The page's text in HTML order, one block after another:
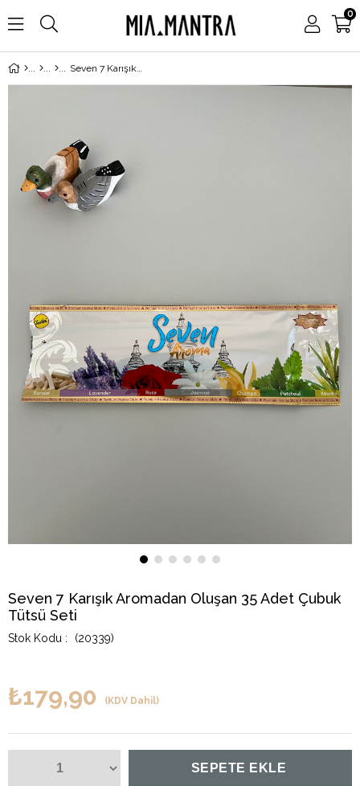
0
Seven 7 Karışık Aromadan Oluşan 35 Adet Çubuk Tütsü Seti
Seven 7 Karışık Aromadan Oluşan 35 Adet Çubuk
Tütsü Seti
(20339)
₺179,90 (KDV Dahil)